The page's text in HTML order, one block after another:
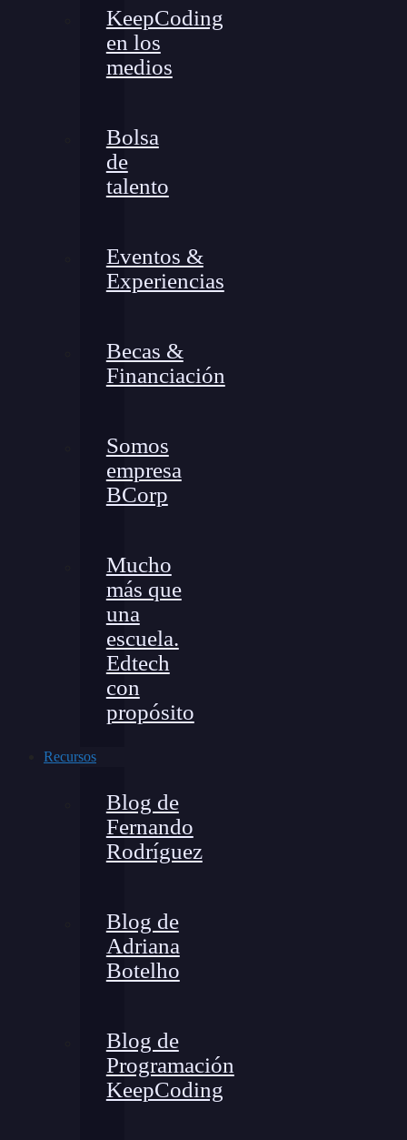
KeepCoding
en los
medios
Bolsa
de
talento
Eventos &
Experiencias
Becas &
Financiación
Somos
empresa
BCorp
Mucho
más que
una
escuela.
Edtech
con
propósito
Recursos
Blog de
Fernando
Rodríguez
Blog de
Adriana
Botelho
Blog de
Programación
KeepCoding